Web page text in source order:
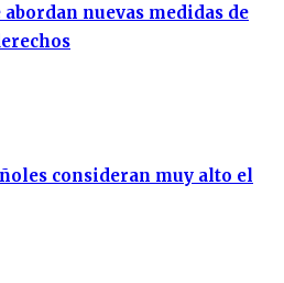
abordan nuevas medidas de
consideran muy alto el